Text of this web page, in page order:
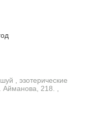
, эзотерические
Айманова, 218. ,